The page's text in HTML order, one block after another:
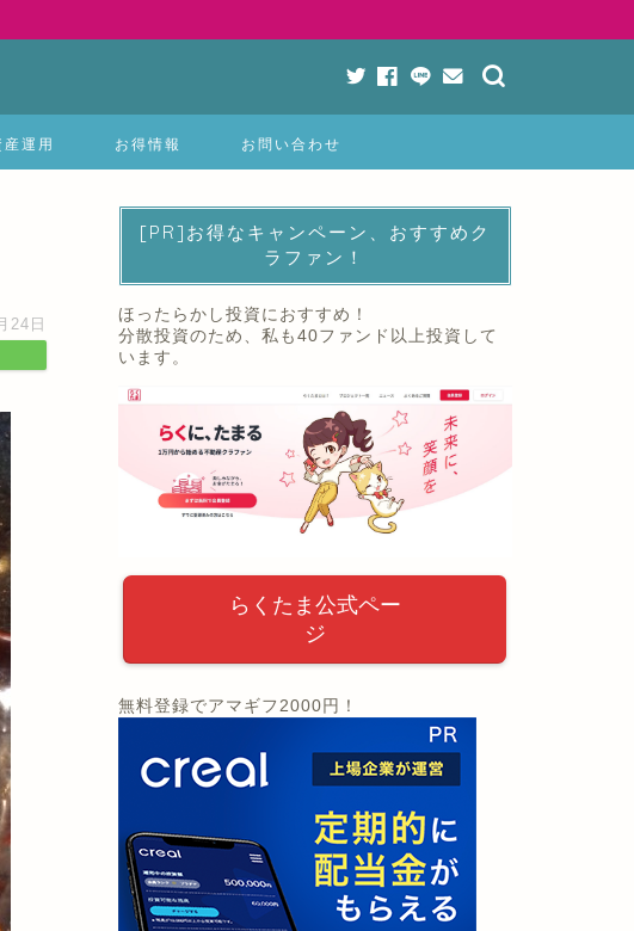
産運用 お得情報 お問い合わせ
24日
[PR]お得なキャンペーン、おすすめク
ラファン！
ほったらかし投資におすすめ！
分散投資のため、私も40ファンド以上投資して
います。
らくたま公式ペー
ジ
無料登録でアマギフ2000円！